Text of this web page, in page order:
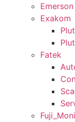
Emerson
Exakom
Fatek